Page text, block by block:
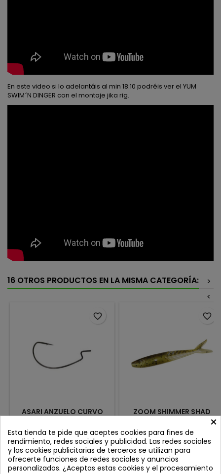
En este video si lo adelantáis al min 18:10 podréis ver el YUM
SWIM´N DINGER con el montaje jika rig.
16 OTROS PRODUCTOS EN LA MISMA CATEGORÍA:
>
<
ASARI ANZUELO CURVO
CAROLINA WORM
Review(s):0
Anzuelo Curvo Asari Carolina
Worm (Pack 10
uds.)Los anzuelos curvos
Asari Carolina Worm están
Precio
3,60 €
favorite_border
ZOOM SHIMMER SHAD
4.25'' GREEN PUMPKIN
PEARLReview(s):
ESPECIAL CHATTERBAITS!! Este
vinilo esta creado por y para
chatterbaits, le da una acción
nunca vista en un chatter y
Precio
7,95 €
favorite_border
×
Esta tienda te pide que aceptes cookies para fines de
rendimiento, redes sociales y publicidad. Las redes sociales
y las cookies publicitarias de terceros se utilizan para
ofrecerte funciones de redes sociales y anuncios
personalizados. ¿Aceptas estas cookies y el procesamiento